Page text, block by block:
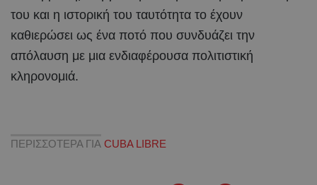
του και η ιστορική του ταυτότητα το έχουν
καθιερώσει ως ένα ποτό που συνδυάζει την
απόλαυση με μια ενδιαφέρουσα πολιτιστική
κληρονομιά.
ΠΕΡΙΣΣΟΤΕΡΑ ΓΙΑ CUBA LIBRE